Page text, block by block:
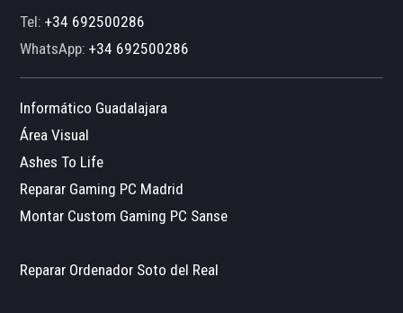
Tel:+34 692500286
WhatsApp:+34 692500286
Informático Guadalajara
Área Visual
Ashes To Life
Reparar Gaming PC Madrid
Montar Custom Gaming PC Sanse
Reparar Ordenador Soto del Real